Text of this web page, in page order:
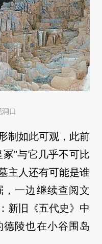
口
制如此可观，此前
”与它几乎不可比
主人还有可能是谁
一边继续查阅文
新旧《五代史》中
陵也在小谷围岛